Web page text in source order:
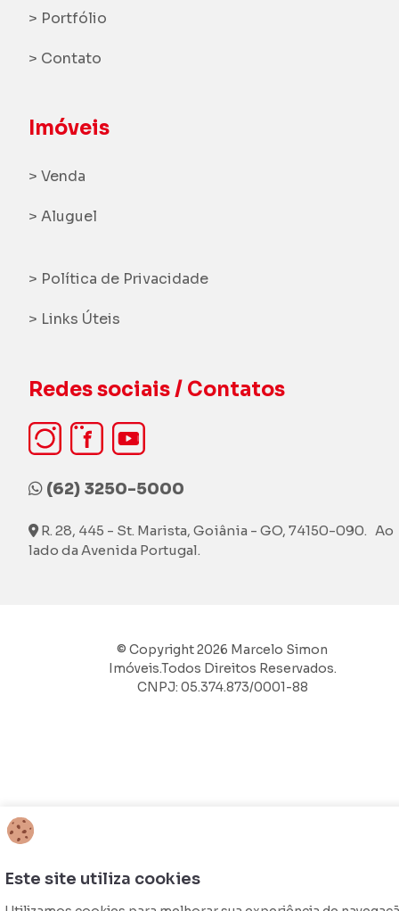
Este site utiliza cookies
> Portfólio
> Contato
Imóveis
> Venda
> Aluguel
> Política de Privacidade
> Links Úteis
Redes sociais / Contatos
(62) 3250-5000
R. 28, 445 - St. Marista, Goiânia - GO, 74150-090. Ao
lado da Avenida Portugal.
© Copyright 2026 Marcelo Simon
Imóveis.Todos Direitos Reservados.
CNPJ: 05.374.873/0001-88